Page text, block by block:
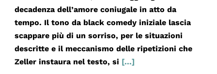
decadenza dell’amore coniugale in atto da
tempo. Il tono da black comedy iniziale lascia
scappare più di un sorriso, per le situazioni
descritte e il meccanismo delle ripetizioni che
Zeller instaura nel testo, si [...]